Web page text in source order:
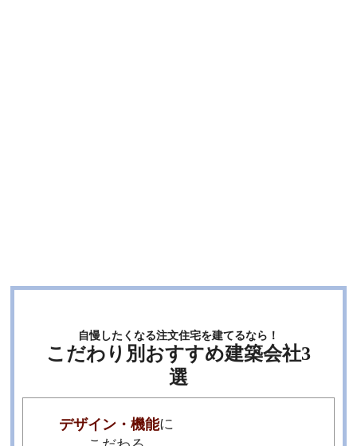
自慢したくなる注文住宅を建てるなら！
こだわり別おすすめ建築会社3
選
デザイン・機能に